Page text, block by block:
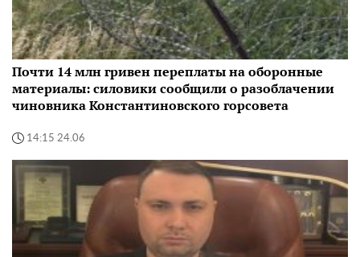
Почти 14 млн гривен переплаты на оборонные
материалы: силовики сообщили о разоблачении
чиновника Константиновского горсовета
14:15 24.06